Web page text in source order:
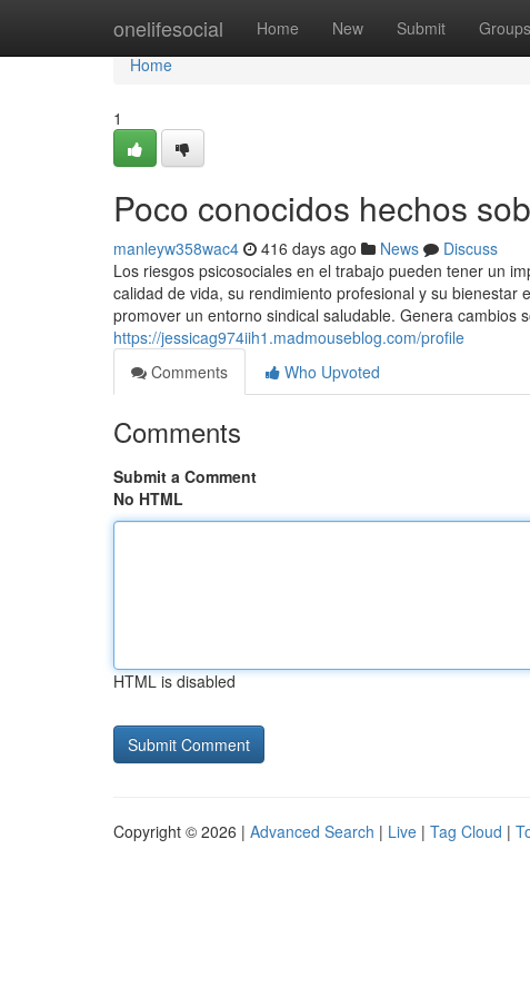
onelifesocial Home New Submit Groups
Home
Home
1
Poco conocidos hechos
manleyw358wac4 416 days ago News
Discuss
Los riesgos psicosociales en el trabajo pueden tener un
calidad de vida, su rendimiento profesional y su
promover un entorno sindical saludable. Genera cambios
https://jessicag974iih1.madmouseblog.com/profile
Comments
Who Upvoted
Comments
Submit a Comment
No HTML
HTML is disabled
Copyright © 2026 | Advanced Search | Live | Tag Cloud |